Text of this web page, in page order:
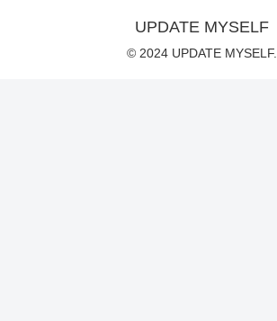
UPDATE MYSELF
© 2024 UPDATE MYSELF.